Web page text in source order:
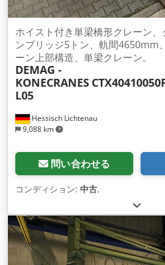
Hessisch Lichtenau
9,088 km
ホイスト付き単梁橋形クレーン、
ンブリッジ5トン、軌間4650mm
ーン上部構造、単梁クレーン。
DEMAG -
KONECRANES
L05
問い合わせる
コンディション: 中古,